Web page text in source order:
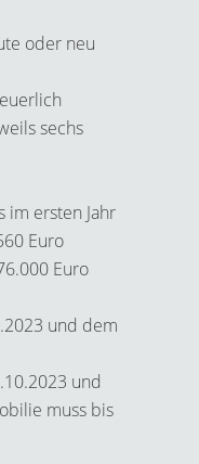
oder neu
sechs
im ersten Jahr
Euro
Euro
und dem
und
muss bis